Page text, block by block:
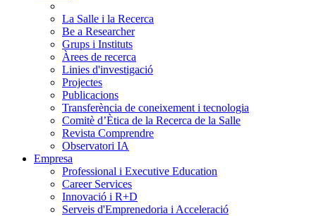
La Salle i la Recerca
Be a Researcher
Grups i Instituts
Àrees de recerca
Linies d'investigació
Projectes
Publicacions
Transferència de coneixement i tecnologia
Comitè d’Ètica de la Recerca de la Salle
Revista Comprendre
Observatori IA
Empresa
Professional i Executive Education
Career Services
Innovació i R+D
Serveis d'Emprenedoria i Acceleració